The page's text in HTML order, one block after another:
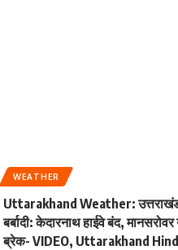
WEATHER
Uttarakhand Weather: उत्तराखंड
बर्बादी: केदारनाथ हाईवे बंद, मानसरोवर
ब्रेक- VIDEO, Uttarakhand